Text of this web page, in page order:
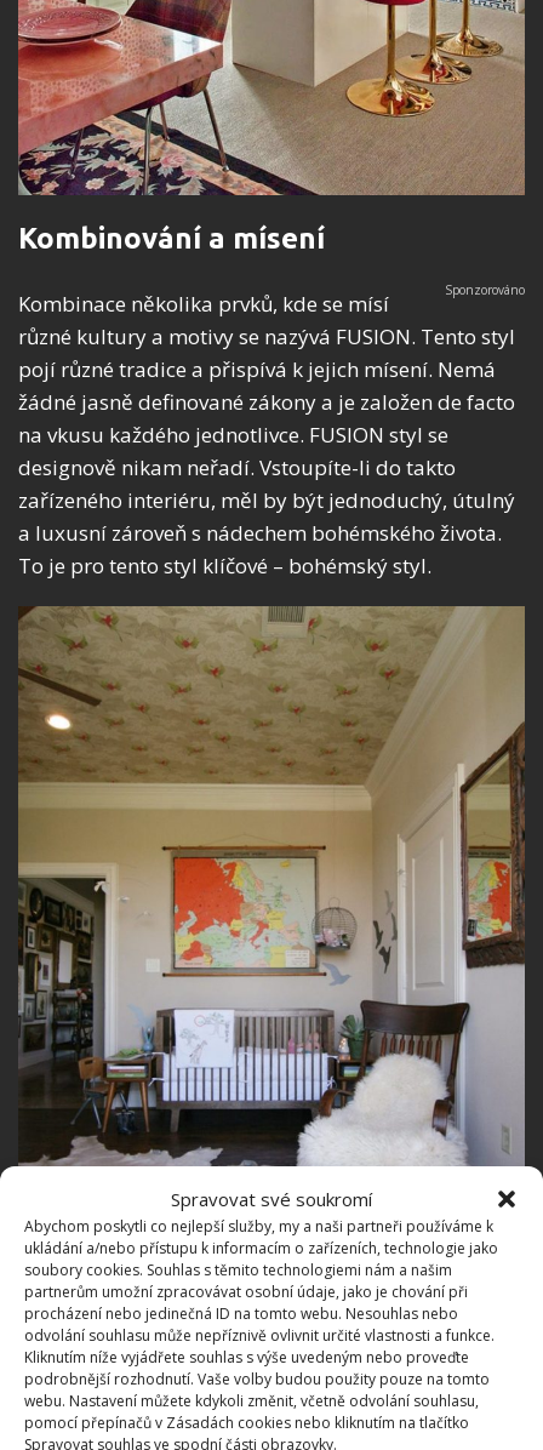
Spravovat své soukromí
Abychom poskytli co nejlepší služby, my a naši partneři používáme k
ukládání a/nebo přístupu k informacím o zařízeních, technologie jako
soubory cookies. Souhlas s těmito technologiemi nám a našim
partnerům umožní zpracovávat osobní údaje, jako je chování při
procházení nebo jedinečná ID na tomto webu. Nesouhlas nebo
odvolání souhlasu může nepříznivě ovlivnit určité vlastnosti a funkce.
Kliknutím níže vyjádřete souhlas s výše uvedeným nebo proveďte
podrobnější rozhodnutí. Vaše volby budou použity pouze na tomto
webu. Nastavení můžete kdykoli změnit, včetně odvolání souhlasu,
pomocí přepínačů v Zásadách cookies nebo kliknutím na tlačítko
Spravovat souhlas ve spodní části obrazovky.
Kombinování a mísení
Kombinace několika prvků, kde se mísí
různé kultury a motivy se nazývá FUSION. Tento styl
pojí různé tradice a přispívá k jejich mísení. Nemá
žádné jasně definované zákony a je založen de facto
na vkusu každého jednotlivce. FUSION styl se
designově nikam neřadí. Vstoupíte-li do takto
zařízeného interiéru, měl by být jednoduchý, útulný
a luxusní zároveň s nádechem bohémského života.
To je pro tento styl klíčové – bohémský styl.
Komu tento styl bude sedět?